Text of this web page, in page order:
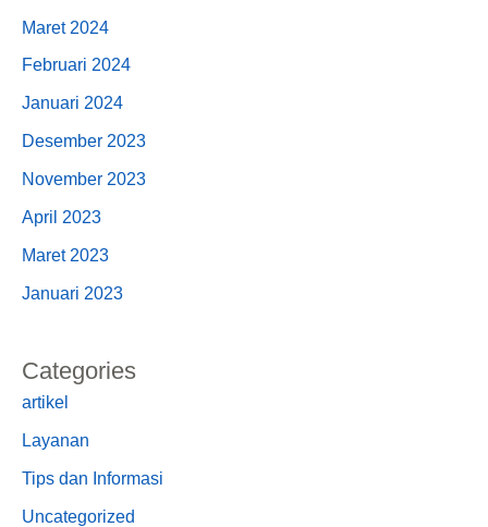
Maret 2024
Februari 2024
Januari 2024
Desember 2023
November 2023
April 2023
Maret 2023
Januari 2023
Categories
artikel
Layanan
Tips dan Informasi
Uncategorized